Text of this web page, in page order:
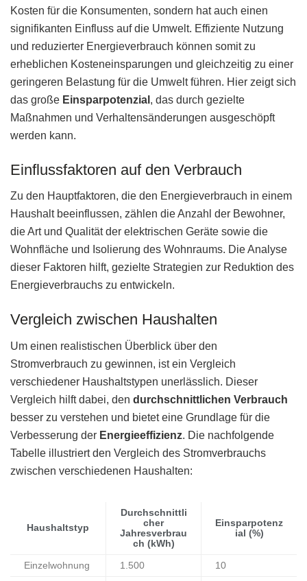
Kosten für die Konsumenten, sondern hat auch einen
signifikanten Einfluss auf die Umwelt. Effiziente Nutzung
und reduzierter Energieverbrauch können somit zu
erheblichen Kosteneinsparungen und gleichzeitig zu einer
geringeren Belastung für die Umwelt führen. Hier zeigt sich
das große Einsparpotenzial , das durch gezielte
Maßnahmen und Verhaltensänderungen ausgeschöpft
werden kann.
Einflussfaktoren auf den Verbrauch
Zu den Hauptfaktoren, die den Energieverbrauch in einem
Haushalt beeinflussen, zählen die Anzahl der Bewohner,
die Art und Qualität der elektrischen Geräte sowie die
Wohnfläche und Isolierung des Wohnraums. Die Analyse
dieser Faktoren hilft, gezielte Strategien zur Reduktion des
Energieverbrauchs zu entwickeln.
Vergleich zwischen Haushalten
Um einen realistischen Überblick über den
Stromverbrauch zu gewinnen, ist ein Vergleich
verschiedener Haushaltstypen unerlässlich. Dieser
Vergleich hilft dabei, den durchschnittlichen Verbrauch
besser zu verstehen und bietet eine Grundlage für die
Verbesserung der Energieeffizienz. Die nachfolgende
Tabelle illustriert den Vergleich des Stromverbrauchs
zwischen verschiedenen Haushalten:
Haushaltstyp
Durchschnittli
cher
Jahresverbrau
ch (kWh)
Einsparpotenz
ial (%)
Einzelwohnung 1.500 10